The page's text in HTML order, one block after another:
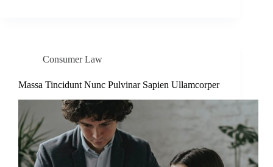
Consumer Law
Massa Tincidunt Nunc Pulvinar Sapien Ullamcorper